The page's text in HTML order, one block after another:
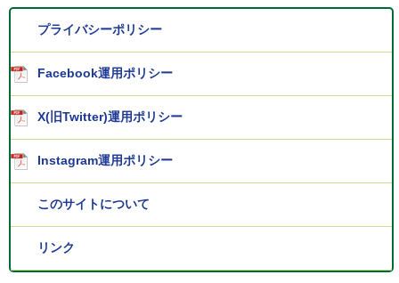
プライバシーポリシー
Facebook運用ポリシー
X(旧Twitter)運用ポリシー
Instagram運用ポリシー
このサイトについて
リンク